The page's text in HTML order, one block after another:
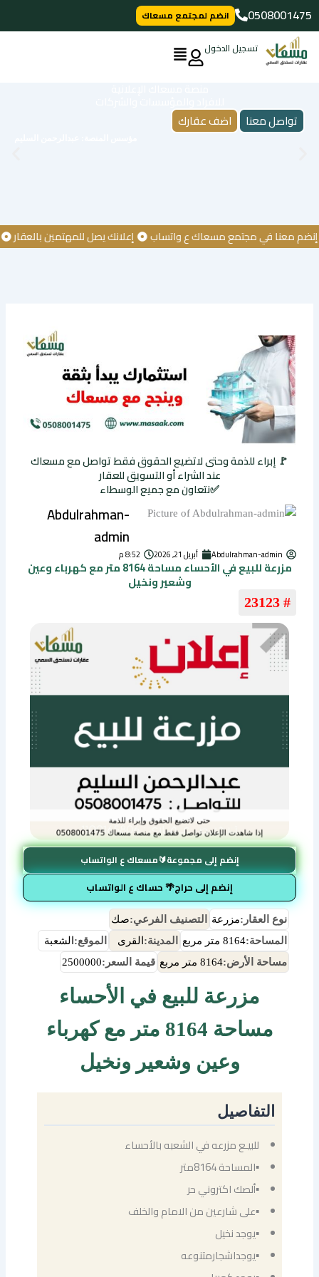
تخطي
إلى
المحتوى
0508001475
انضم لمجتمع مسعاك
تسجيل الدخول
تواصل معنا اضف عقارك
معنا في مجتمع مسعاك ع واتساب إعلانك يصل للمهتمين بالعقار كن
🚩 إبراء للذمة وحتى لاتضيع الحقوق فقط تواصل مع مسعاك
عند الشراء أو التسويق للعقار
✅نتعاون مع جميع الوسطاء
Abdulrahman-
admin
Abdulrahman-admin أبريل 21, 2026 8:52 م
مزرعة للبيع في الأحساء مساحة 8164 متر مع كهرباء وعين
وشعير ونخيل
# 23123
إنضم إلى مجموعة🔰مسعاك ع الواتساب
إنضم إلى حراج🌴 حساك ع الواتساب
نوع العقار:مزرعة التصنيف الفرعي:صك
المساحة:8164 متر مربع المدينة: القرى الموقع: الشعبة
مساحة الأرض:8164 متر مربع قيمة السعر:2500000
مزرعة للبيع في الأحساء
مساحة 8164 متر مع كهرباء
وعين وشعير ونخيل
التفاصيل
للبيـع مزرعه في الشعبه بالأحساء
▪المساحة 8164متر
▪ألصك اكتروني حر
▪على شارعين من الامام والخلف
▪يوجد نخيل
▪يوجداشجارمتنوعه